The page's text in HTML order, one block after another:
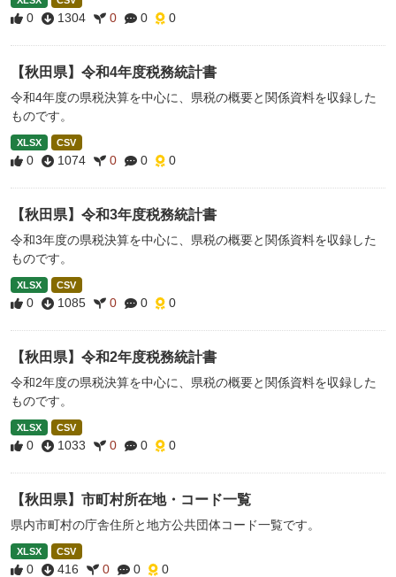
0 1304 0 0 0
【秋田県】令和4年度税務統計書
令和4年度の県税決算を中心に、県税の概要と関係資料を収録した
ものです。
XLSX CSV
0 1074 0 0 0
【秋田県】令和3年度税務統計書
令和3年度の県税決算を中心に、県税の概要と関係資料を収録した
ものです。
XLSX CSV
0 1085 0 0 0
【秋田県】令和2年度税務統計書
令和2年度の県税決算を中心に、県税の概要と関係資料を収録した
ものです。
XLSX CSV
0 1033 0 0 0
【秋田県】市町村所在地・コード一覧
県内市町村の庁舎住所と地方公共団体コード一覧です。
XLSX CSV
0 416 0 0 0